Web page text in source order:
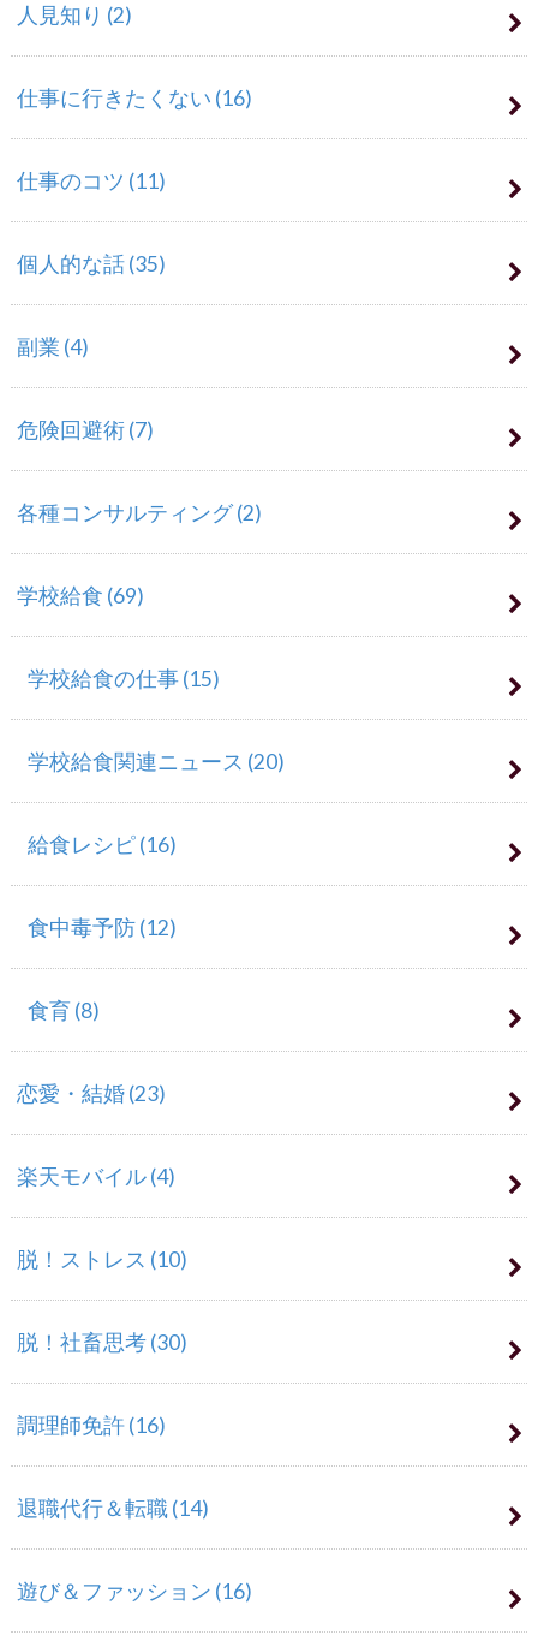
人見知り (2)
仕事に行きたくない (16)
仕事のコツ (11)
個人的な話(35)
副業 (4)
危険回避術(7)
各種コンサルティング(2)
学校給食 (69)
学校給食の仕事(15)
学校給食関連ニュース (20)
給食レシピ(16)
食中毒予防(12)
食育(8)
恋愛・結婚(23)
楽天モバイル(4)
脱！ストレス (10)
脱！社畜思考(30)
調理師免許(16)
退職代行＆転職(14)
遊び＆ファッション (16)